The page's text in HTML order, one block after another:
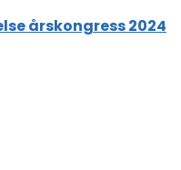
årskongress 2024